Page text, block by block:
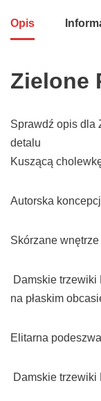
Opis
Zielone
Sprawdź opis dla
detalu
Kuszącą
Autorska
Skórzane
Damskie trzewiki
na płaskim
Elitarna
Damskie trzewiki